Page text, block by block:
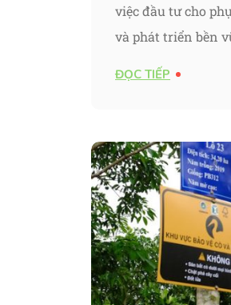
việc đầu tư cho
và phát triển bền
ĐỌC TIẾP